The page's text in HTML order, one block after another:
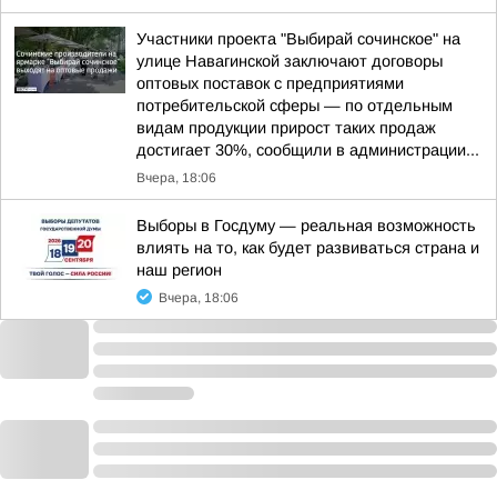
Участники проекта "Выбирай сочинское" на
улице Навагинской заключают договоры
оптовых поставок с предприятиями
потребительской сферы — по отдельным
видам продукции прирост таких продаж
достигает 30%, сообщили в администрации...
Вчера, 18:06
Выборы в Госдуму — реальная возможность
влиять на то, как будет развиваться страна и
наш регион
Вчера, 18:06